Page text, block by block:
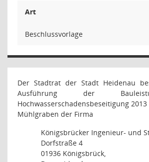
Art
Beschlussvorlage
Der Stadtrat der Stadt Heidenau
Ausführung der
Hochwasserschadensbeseitigung
Mühlgraben der Firma
Königsbrücker Ingenieur- und
Dorfstraße 4
01936 Königsbrück,